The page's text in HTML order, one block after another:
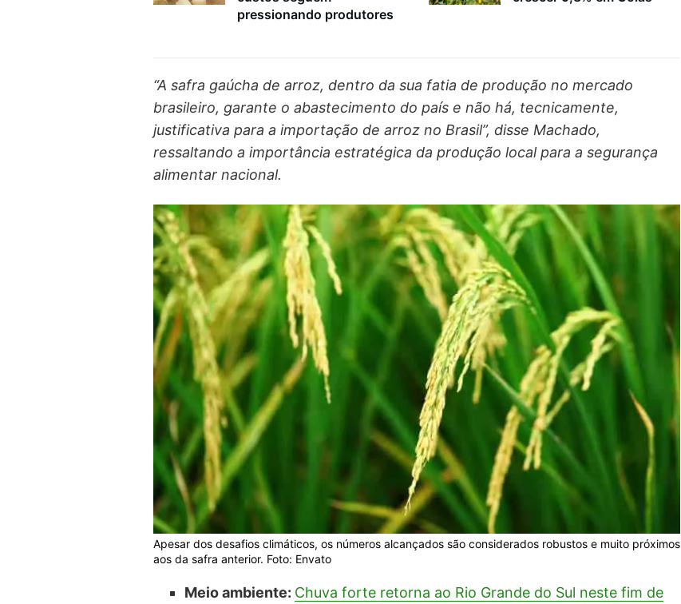
pressionando produtores
“A safra gaúcha de arroz, dentro da sua fatia de produção no mercado
brasileiro, garante o abastecimento do país e não há, tecnicamente,
justificativa para a importação de arroz no Brasil”, disse Machado,
ressaltando a importância estratégica da produção local para a segurança
alimentar nacional.
Apesar dos desafios climáticos, os números alcançados são considerados robustos e muito próximos
aos da safra anterior. Foto: Envato
Meio ambiente: Chuva forte retorna ao Rio Grande do Sul neste fim de